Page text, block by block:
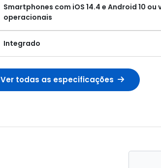
Smartphones com iOS 14.4 e Android 10
operacionais
Integrado
Ver todas as especificações